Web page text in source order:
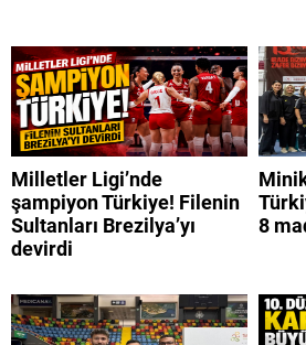
Milletler Ligi’nde
şampiyon Türkiye! Filenin
Sultanları Brezilya’yı
devirdi
8